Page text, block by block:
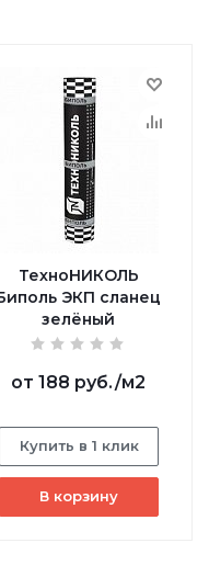
ТехноНИКОЛЬ
ЭКП сланец
зелёный
от 188 руб./м2
Купить в 1 клик
В корзину